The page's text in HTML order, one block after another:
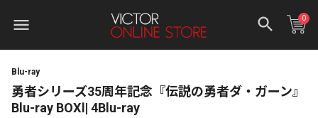
0
Blu-ray
勇者シリーズ35周年記念『伝説の勇者ダ・ガーン』
Blu-ray BOXⅠ| 4Blu-ray